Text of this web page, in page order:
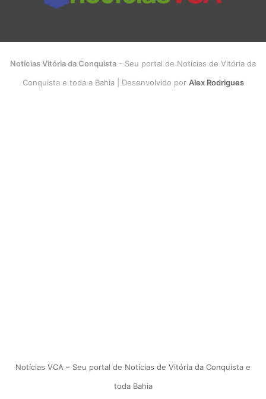
Notícias Vitória da Conquista - Seu portal de Notícias de Vitória da
Conquista e toda a Bahia | Desenvolvido por Alex Rodrigues
Notícias VCA – Seu portal de Notícias de Vitória da Conquista e
toda Bahia